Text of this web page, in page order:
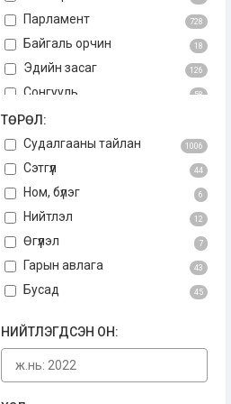
Парламент 728
Байгаль орчин 18
Эдийн засаг 126
Сонгууль 58
Авлига
Үндсэн хууль 3
Бусад 34
ТӨРӨЛ:
Судалгааны тайлан
1006
Сэтгүүл 44
Ном, бүлэг 6
Нийтлэл 12
Өгүүлэл 7
Гарын авлага 43
Бусад 45
НИЙТЛЭГДСЭН ОН: